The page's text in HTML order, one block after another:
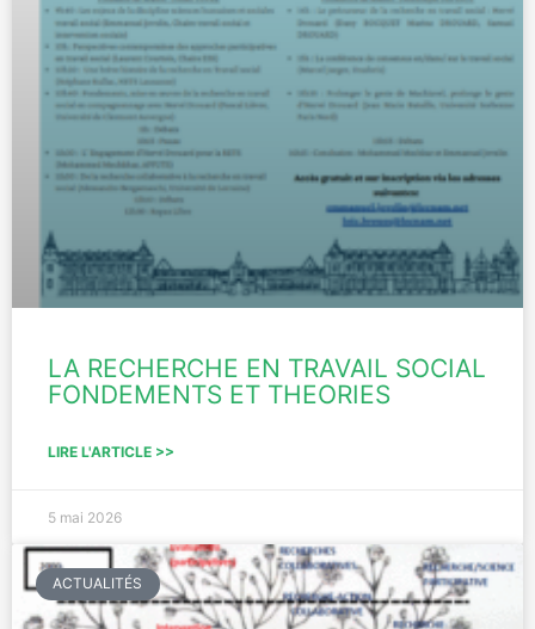
LA RECHERCHE EN TRAVAIL SOCIAL
FONDEMENTS ET THEORIES
LIRE L'ARTICLE >>
5 mai 2026
ACTUALITÉS